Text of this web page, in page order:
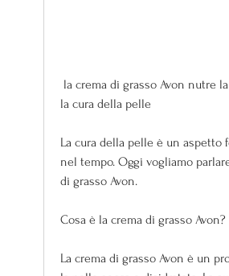
la cura della pelle
La cura della pelle è un
nel tempo. Oggi vogliamo
di grasso Avon.
Cosa è la crema di grasso Avon?
La crema di grasso Avon è un